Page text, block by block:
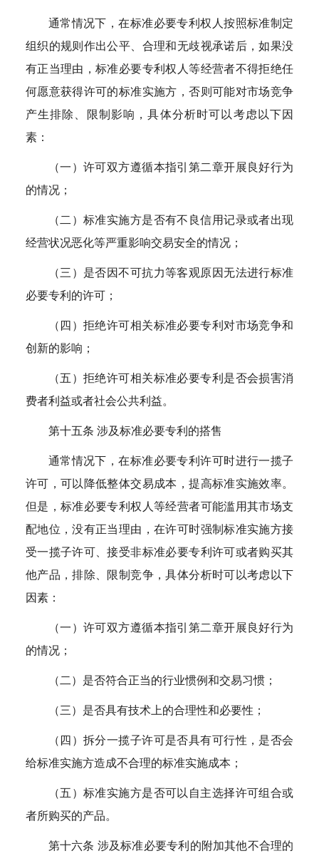
通常情况下，在标准必要专利权人按照标准制定
组织的规则作出公平、合理和无歧视承诺后，如果没
有正当理由，标准必要专利权人等经营者不得拒绝任
何愿意获得许可的标准实施方，否则可能对市场竞争
产生排除、限制影响，具体分析时可以考虑以下因
素：
（一）许可双方遵循本指引第二章开展良好行为
的情况；
（二）标准实施方是否有不良信用记录或者出现
经营状况恶化等严重影响交易安全的情况；
（三）是否因不可抗力等客观原因无法进行标准
必要专利的许可；
（四）拒绝许可相关标准必要专利对市场竞争和
创新的影响；
（五）拒绝许可相关标准必要专利是否会损害消
费者利益或者社会公共利益。
第十五条 涉及标准必要专利的搭售
通常情况下，在标准必要专利许可时进行一揽子
许可，可以降低整体交易成本，提高标准实施效率。
但是，标准必要专利权人等经营者可能滥用其市场支
配地位，没有正当理由，在许可时强制标准实施方接
受一揽子许可、接受非标准必要专利许可或者购买其
他产品，排除、限制竞争，具体分析时可以考虑以下
因素：
（一）许可双方遵循本指引第二章开展良好行为
的情况；
（二）是否符合正当的行业惯例和交易习惯；
（三）是否具有技术上的合理性和必要性；
（四）拆分一揽子许可是否具有可行性，是否会
给标准实施方造成不合理的标准实施成本；
（五）标准实施方是否可以自主选择许可组合或
者所购买的产品。
第十六条 涉及标准必要专利的附加其他不合理的